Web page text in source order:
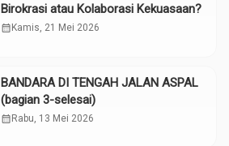
Birokrasi atau Kolaborasi Kekuasaan?
calendar_monthKamis, 21 Mei 2026
BANDARA DI TENGAH JALAN ASPAL
(bagian 3-selesai)
calendar_monthRabu, 13 Mei 2026